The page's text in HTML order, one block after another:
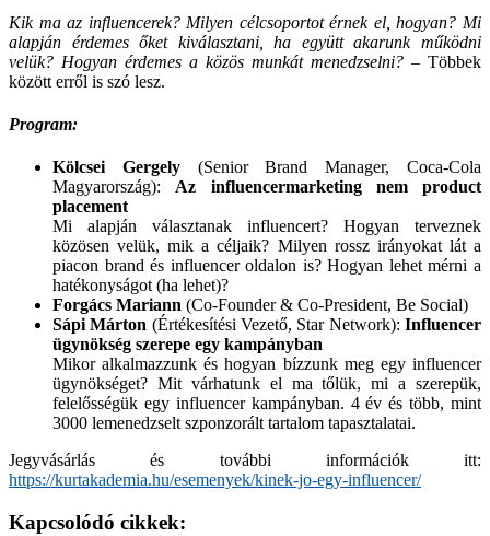
Kik ma az influencerek? Milyen célcsoportot érnek el, hogyan? Mi
alapján érdemes őket kiválasztani, ha együtt akarunk működni
velük? Hogyan érdemes a közös munkát menedzselni? – Többek
között erről is szó lesz.
Program:
Kölcsei Gergely(Senior Brand Manager, Coca-Cola
Magyarország): Az influencermarketing nem product
placement
Mi alapján választanak influencert? Hogyan terveznek
közösen velük, mik a céljaik? Milyen rossz irányokat lát a
piacon brand és influencer oldalon is? Hogyan lehet mérni a
hatékonyságot (ha lehet)?
Forgács Mariann (Co-Founder & Co-President, Be Social)
Sápi Márton (Értékesítési Vezető, Star Network):Influencer
ügynökség szerepe egy kampányban
Mikor alkalmazzunk és hogyan bízzunk meg egy influencer
ügynökséget? Mit várhatunk el ma tőlük, mi a szerepük,
felelősségük egy influencer kampányban. 4 év és több, mint
3000 lemenedzselt szponzorált tartalom tapasztalatai.
Jegyvásárlás és további információk itt:
https://kurtakademia.hu/esemenyek/kinek-jo-egy-influencer/
Kapcsolódó cikkek: